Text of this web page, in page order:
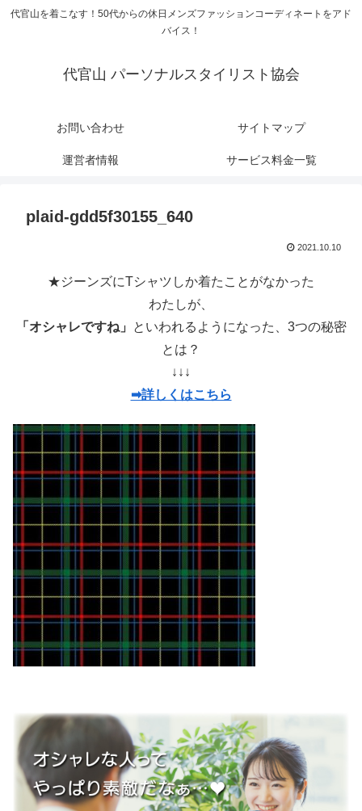
代官山を着こなす！50代からの休日メンズファッションコーディネートをアド
バイス！
代官山 パーソナルスタイリスト協会
お問い合わせ サイトマップ
運営者情報 サービス料金一覧
plaid-gdd5f30155_640
2021.10.10
★ジーンズにTシャツしか着たことがなかった
わたしが、
「オシャレですね」
といわれるようになった、3つの秘密
とは？
↓↓↓
➡詳しくはこちら